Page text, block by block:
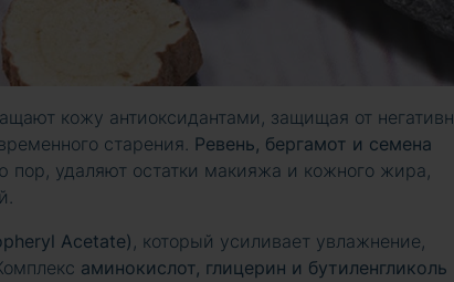
кожу антиоксидантами, защищая от
старения. Ревень, бергамот и семена
пор, удаляют остатки макияжа и кожного жира,
Acetate) , который усиливает увлажнение,
аминокислот, глицерин и бутиленгликоль